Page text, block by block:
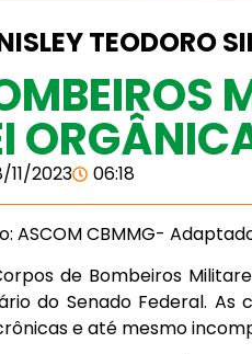
TEODORO
11/2023 06:18
ASCOM CBMMG-
de Bombeiros
do Senado Federal.
e até mesmo